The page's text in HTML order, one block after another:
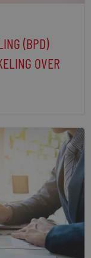
(BPD)
OVER